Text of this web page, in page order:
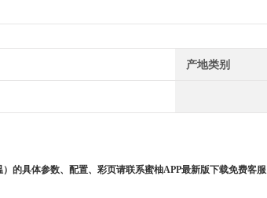
产地类别
）的具体参数、配置、彩页请联系蜜柚APP最新版下载免费客服